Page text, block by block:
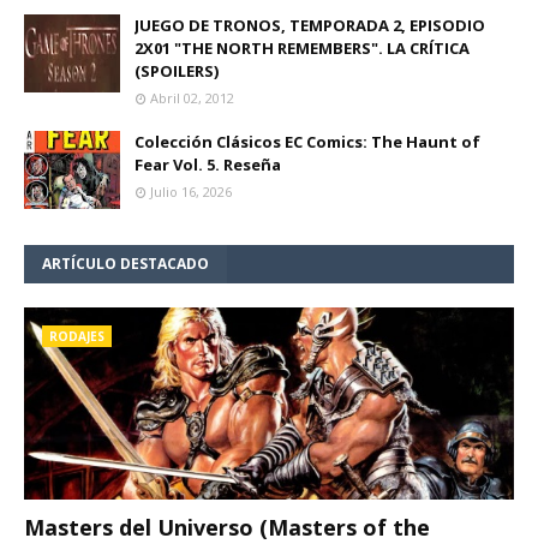
JUEGO DE TRONOS, TEMPORADA 2, EPISODIO
2X01 "THE NORTH REMEMBERS". LA CRÍTICA
(SPOILERS)
Abril 02, 2012
Colección Clásicos EC Comics: The Haunt of
Fear Vol. 5. Reseña
Julio 16, 2026
ARTÍCULO DESTACADO
RODAJES
Masters del Universo (Masters of the